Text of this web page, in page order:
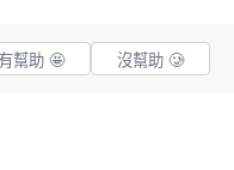
幫助 🤩 沒幫助 🥲